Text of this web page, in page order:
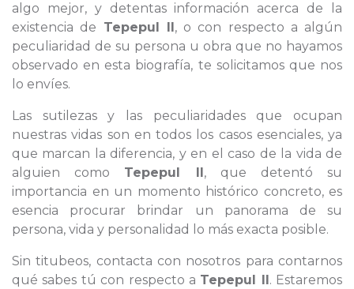
algo mejor, y detentas información acerca de la
existencia de Tepepul II, o con respecto a algún
peculiaridad de su persona u obra que no hayamos
observado en esta biografía, te solicitamos que nos
lo envíes.
Las sutilezas y las peculiaridades que ocupan
nuestras vidas son en todos los casos esenciales, ya
que marcan la diferencia, y en el caso de la vida de
alguien como Tepepul II, que detentó su
importancia en un momento histórico concreto, es
esencia procurar brindar un panorama de su
persona, vida y personalidad lo más exacta posible.
Sin titubeos, contacta con nosotros para contarnos
qué sabes tú con respecto a Tepepul II. Estaremos